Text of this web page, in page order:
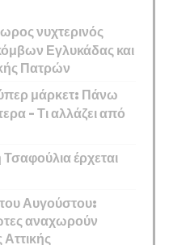
νυχτερινός
Εγλυκάδας και
Πατρών
μάρκετ: Πάνω
– Τι αλλάζει από
έρχεται
Αυγούστου:
αναχωρούν